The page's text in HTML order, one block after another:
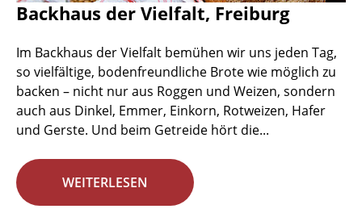
Backhaus der Vielfalt, Freiburg
Im Backhaus der Vielfalt bemühen wir uns jeden Tag,
so vielfältige, bodenfreundliche Brote wie möglich zu
backen – nicht nur aus Roggen und Weizen, sondern
auch aus Dinkel, Emmer, Einkorn, Rotweizen, Hafer
und Gerste. Und beim Getreide hört die...
WEITERLESEN